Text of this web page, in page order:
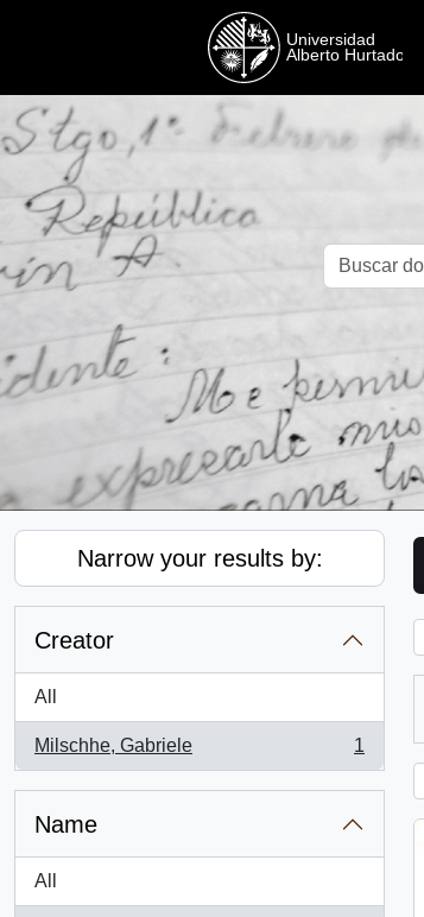
Narrow your results by:
Creator
All
Milschhe, Gabriele
, 1 results
1
Name
All